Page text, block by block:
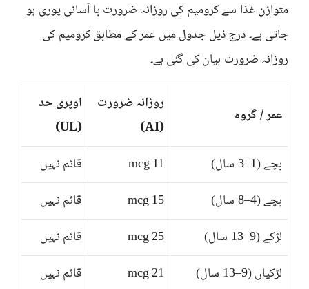
متوازن غذا سے کرومیم کی روزانہ ضرورت با آسانی پوری ہو
جاتی ہے۔ درج ذیل جدول میں عمر کے مطابق کرومیم کی
روزانہ ضرورت بیان کی گئی ہے۔
عمر / گروہ
روزانہ ضرورت
(AI)
اوپری حد
(UL)
بچے (1–3 سال)
11 mcg
قائم نہیں
بچے (4–8 سال)
15 mcg
قائم نہیں
لڑکے (9–13 سال)
25 mcg
قائم نہیں
لڑکیاں (9–13 سال)
21 mcg قائم نہیں